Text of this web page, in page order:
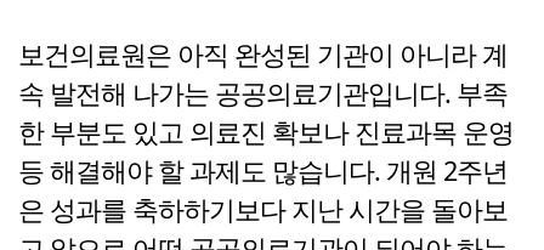
보건의료원은 아직 완성된 기관이 아니라 계
속 발전해 나가는 공공의료기관입니다. 부족
한 부분도 있고 의료진 확보나 진료과목 운영
등 해결해야 할 과제도 많습니다. 개원 2주년
은 성과를 축하하기보다 지난 시간을 돌아보